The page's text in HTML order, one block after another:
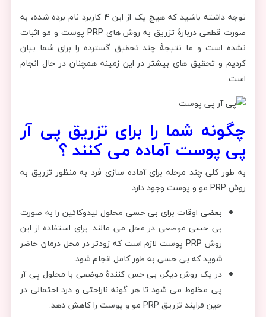
توجه داشته باشید که هیچ یک از این 4 کاربرد نام برده شده، به
صورت قطعی دربارۀ تزریق به روش های PRP پوست و مو اثبات
نشده است و ما نتیجۀ چند تحقیق گسترده را برای شما بیان
کردیم و تحقیق های بیشتر در این زمینه همچنان در حال انجام
است.
چگونه شما را برای تزریق پی آر
پی پوست آماده می کنند ؟
به طور کلی چند مرحله برای آماده سازی فرد به منظور تزریق به
روش PRP مو و پوست وجود دارد.
بعضی اوقات برای بی حسی محلول لیدوکائین را به صورت
بی حسی موضعی در محل می مالند. برای استفاده از این
روش PRP پوست لازم است که زودتر در محل درمان حاضر
شوید که بی حسی به طور کامل انجام شود.
در یک روش دیگر، بی حس کنندۀ موضعی با محلول پی آر
پی مخلوط می شود تا هر گونه ناراحتی و درد احتمالی در
حین فرایند تزریق PRP مو و پوست را کاهش دهد.